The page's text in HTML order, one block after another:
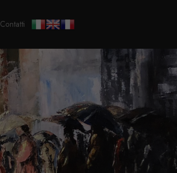
Contatti